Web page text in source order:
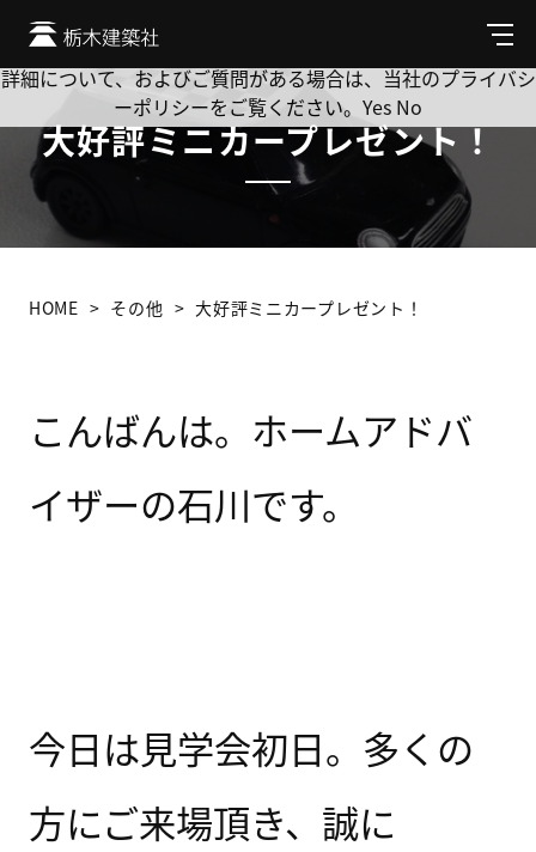
メ
ニ
ュ
大好評ミニカープレゼント！
HOME その他 大好評ミニカープレゼント！
こんばんは。ホームアドバ
イザーの石川です。
今日は見学会初日。多くの
方にご来場頂き、誠に
Cookie を使用して、お客様の活動を追跡してもよろしいです
か? 当社ではお客様のプライバシーを極めて重視しています。
詳細について、およびご質問がある場合は、当社のプライバシ
ーポリシーをご覧ください。 Yes No